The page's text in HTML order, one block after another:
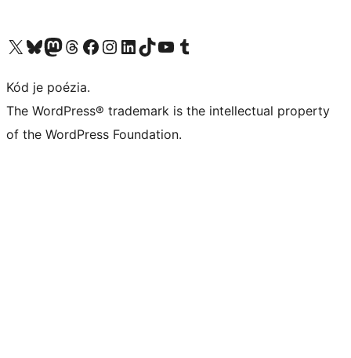
Navštívte náš účet na X (predtým Twitter)
Navštívte náš účet na platforme Bluesky
Navštívte náš účet na Mastodone
Navštívte náš účet na platforme Threads
Navštívte našu stránku na Facebooku
Navštívte náš účet Instagram
Navštívte náš účet LinkedIn
Navštívte náš účet na platforme TikTok
Navštívte náš kanál YouTube
Navštívte náš účet na platforme Tumblr
Kód je poézia.
The WordPress® trademark is the intellectual property
of the WordPress Foundation.